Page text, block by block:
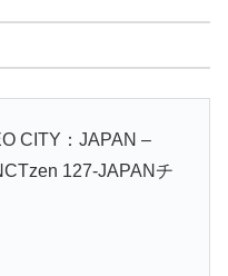
CITY：JAPAN –
127-JAPANチ